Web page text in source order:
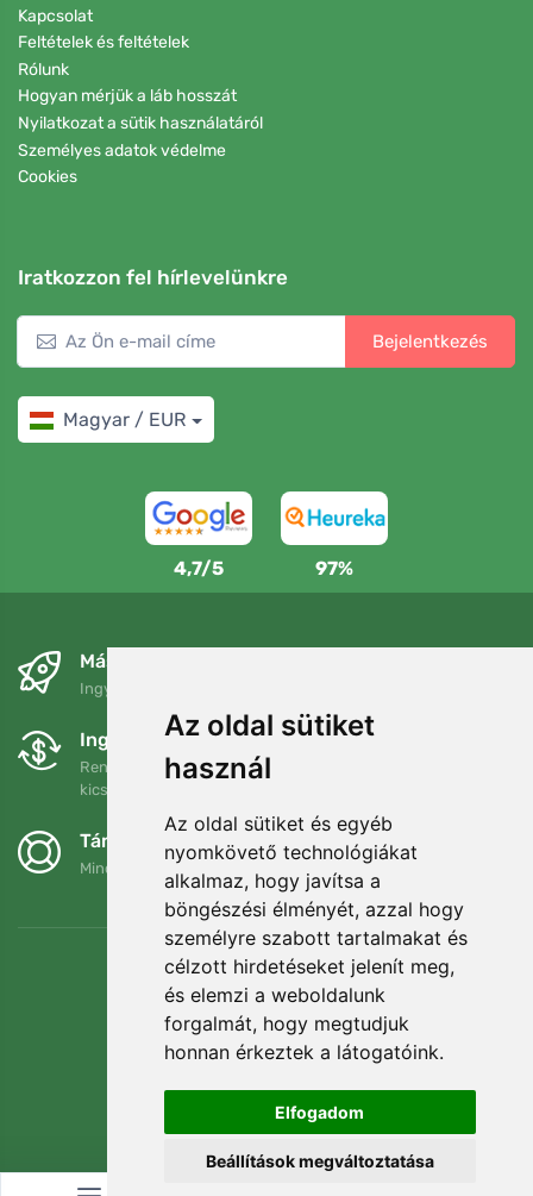
Az oldal sütiket
használ
Az oldal sütiket és egyéb
nyomkövető technológiákat
alkalmaz, hogy javítsa a
böngészési élményét, azzal hogy
személyre szabott tartalmakat és
célzott hirdetéseket jelenít meg,
és elemzi a weboldalunk
forgalmát, hogy megtudjuk
honnan érkeztek a látogatóink.
Elfogadom
Beállítások megváltoztatása
Kapcsolat
Feltételek és feltételek
Rólunk
Hogyan mérjük a láb hosszát
Nyilatkozat a sütik használatáról
Személyes adatok védelme
Cookies
Iratkozzon fel hírlevelünkre
Bejelentkezés
Magyar / EUR
4,7/5 97%
Másnapra és ingyenesen
Ingyenes szállítás a következő összeg felett: 80 EUR
Ingyenes csere és visszaküldés
Rendelését 90 napon belül bármikor visszaküldheti vagy
kicserélheti.
Támogatjuk a Trees.org-ot
Minden megrendelésért ültetünk egy fát! Bővebben